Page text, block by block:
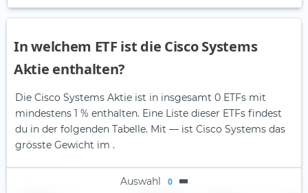
In welchem ETF ist die Cisco Systems
Aktie enthalten?
Die Cisco Systems Aktie ist in insgesamt 0 ETFs mit
mindestens 1 % enthalten. Eine Liste dieser ETFs findest
du in der folgenden Tabelle. Mit — ist Cisco Systems das
grösste Gewicht im .
Auswahl 0